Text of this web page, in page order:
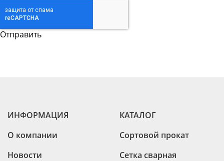
ИНФОРМАЦИЯ
О компании
Новости
КАТАЛОГ
Сортовой прокат
Сетка сварная